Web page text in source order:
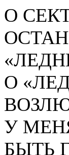
О
О
У
БЫТЬ